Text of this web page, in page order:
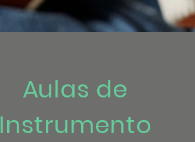
Aulas de
Instrumento